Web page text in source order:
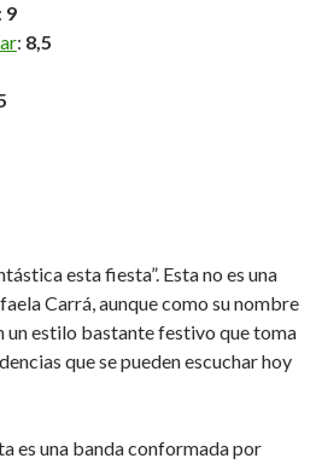
: 9
: 8,5
esta fiesta”. Esta no es una
Carrá, aunque como su nombre
un estilo bastante festivo que toma
que se pueden escuchar hoy
es una banda conformada por